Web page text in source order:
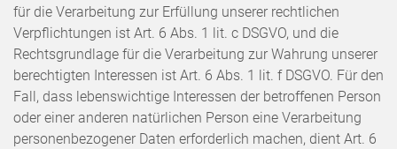
für die Verarbeitung zur Erfüllung unserer rechtlichen
Verpflichtungen ist Art. 6 Abs. 1 lit. c DSGVO, und die
Rechtsgrundlage für die Verarbeitung zur Wahrung unserer
berechtigten Interessen ist Art. 6 Abs. 1 lit. f DSGVO. Für den
Fall, dass lebenswichtige Interessen der betroffenen Person
oder einer anderen natürlichen Person eine Verarbeitung
personenbezogener Daten erforderlich machen, dient Art. 6